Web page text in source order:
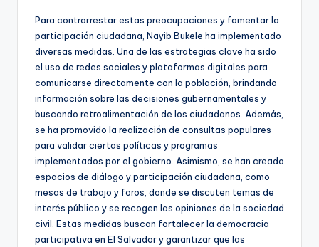
Para contrarrestar estas preocupaciones y fomentar la
participación ciudadana, Nayib Bukele ha implementado
diversas medidas. Una de las estrategias clave ha sido
el uso de redes sociales y plataformas digitales para
comunicarse directamente con la población, brindando
información sobre las decisiones gubernamentales y
buscando retroalimentación de los ciudadanos. Además,
se ha promovido la realización de consultas populares
para validar ciertas políticas y programas
implementados por el gobierno. Asimismo, se han creado
espacios de diálogo y participación ciudadana, como
mesas de trabajo y foros, donde se discuten temas de
interés público y se recogen las opiniones de la sociedad
civil. Estas medidas buscan fortalecer la democracia
participativa en El Salvador y garantizar que las